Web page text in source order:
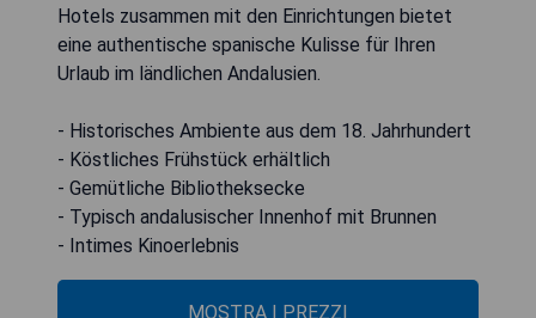
Hotels zusammen mit den Einrichtungen bietet
eine authentische spanische Kulisse für Ihren
Urlaub im ländlichen Andalusien.
- Historisches Ambiente aus dem 18. Jahrhundert
- Köstliches Frühstück erhältlich
- Gemütliche Bibliotheksecke
- Typisch andalusischer Innenhof mit Brunnen
- Intimes Kinoerlebnis
MOSTRA I PREZZI